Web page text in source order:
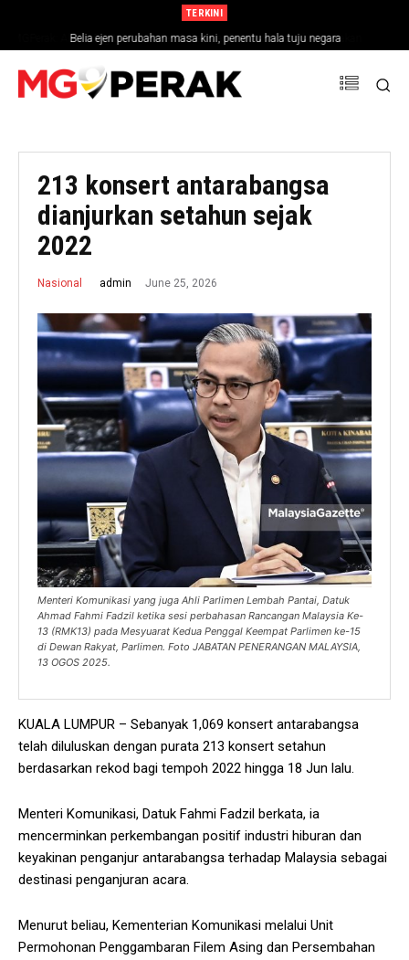
TERKINI
Belia ejen perubahan masa kini, penentu hala tuju negara
213 konsert antarabangsa
dianjurkan setahun sejak
2022
Nasional admin June 25, 2026
Menteri Komunikasi yang juga Ahli Parlimen Lembah Pantai, Datuk
Ahmad Fahmi Fadzil ketika sesi perbahasan Rancangan Malaysia Ke-
13 (RMK13) pada Mesyuarat Kedua Penggal Keempat Parlimen ke-15
di Dewan Rakyat, Parlimen. Foto JABATAN PENERANGAN MALAYSIA,
13 OGOS 2025.
KUALA LUMPUR – Sebanyak 1,069 konsert antarabangsa
telah diluluskan dengan purata 213 konsert setahun
berdasarkan rekod bagi tempoh 2022 hingga 18 Jun lalu.
Menteri Komunikasi, Datuk Fahmi Fadzil berkata, ia
mencerminkan perkembangan positif industri hiburan dan
keyakinan penganjur antarabangsa terhadap Malaysia sebagai
destinasi penganjuran acara.
Menurut beliau, Kementerian Komunikasi melalui Unit
Permohonan Penggambaran Filem Asing dan Persembahan